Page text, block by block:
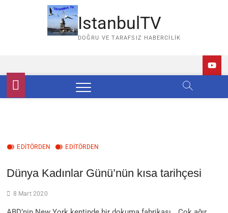
IstanbulTV
DOĞRU VE TARAFSIZ HABERCILIK
EDİTÖRDEN EDITÖRDEN
Dünya Kadınlar Günü’nün kısa tarihçesi
8 Mart 2020